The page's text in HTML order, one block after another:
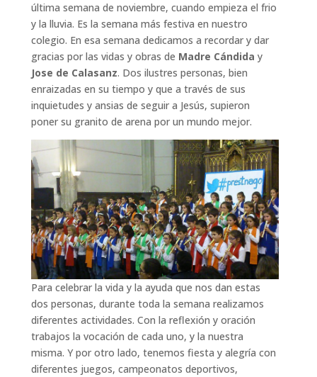
última semana de noviembre, cuando empieza el frio
y la lluvia. Es la semana más festiva en nuestro
colegio. En esa semana dedicamos a recordar y dar
gracias por las vidas y obras de Madre Cándida y
Jose de Calasanz. Dos ilustres personas, bien
enraizadas en su tiempo y que a través de sus
inquietudes y ansias de seguir a Jesús, supieron
poner su granito de arena por un mundo mejor.
Para celebrar la vida y la ayuda que nos dan estas
dos personas, durante toda la semana realizamos
diferentes actividades. Con la reflexión y oración
trabajos la vocación de cada uno, y la nuestra
misma. Y por otro lado, tenemos fiesta y alegría con
diferentes juegos, campeonatos deportivos,